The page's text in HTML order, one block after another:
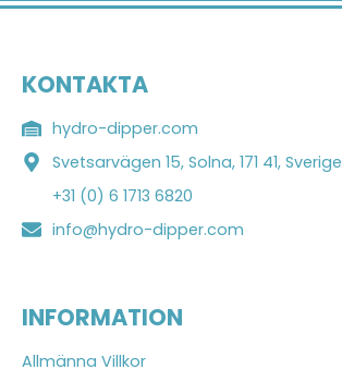
KONTAKTA
hydro-dipper.com
Svetsarvägen 15, Solna, 171 41, Sverige
+31 (0) 6 1713 6820
info@hydro-dipper.com
INFORMATION
Allmänna Villkor